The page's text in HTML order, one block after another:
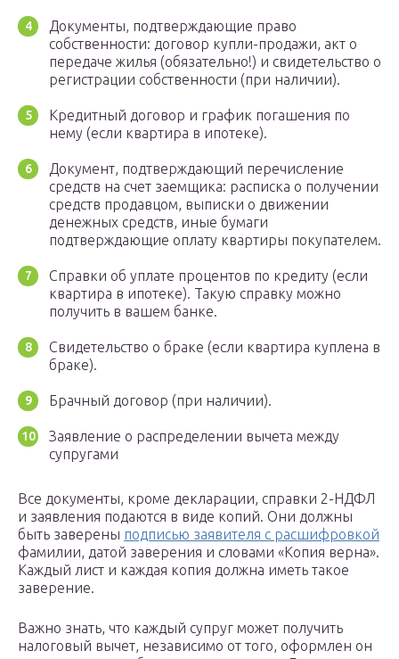
Документы, подтверждающие право
собственности: договор купли-продажи, акт о
передаче жилья (обязательно!) и свидетельство о
регистрации собственности (при наличии).
Кредитный договор и график погашения по
нему (если квартира в ипотеке).
Документ, подтверждающий перечисление
средств на счет заемщика: расписка о получении
средств продавцом, выписки о движении
денежных средств, иные бумаги
подтверждающие оплату квартиры покупателем.
Справки об уплате процентов по кредиту (если
квартира в ипотеке). Такую справку можно
получить в вашем банке.
Свидетельство о браке (если квартира куплена в
браке).
Брачный договор (при наличии).
Заявление о распределении вычета между
супругами
Все документы, кроме декларации, справки 2-НДФЛ
и заявления подаются в виде копий. Они должны
быть заверены подписью заявителя с расшифровкой
фамилии, датой заверения и словами «Копия верна».
Каждый лист и каждая копия должна иметь такое
заверение.
Важно знать, что каждый супруг может получить
налоговый вычет, независимо от того, оформлен он